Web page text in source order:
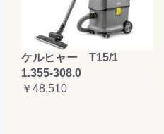
ケルヒャー T15/1
1.355-308.0
￥48,510